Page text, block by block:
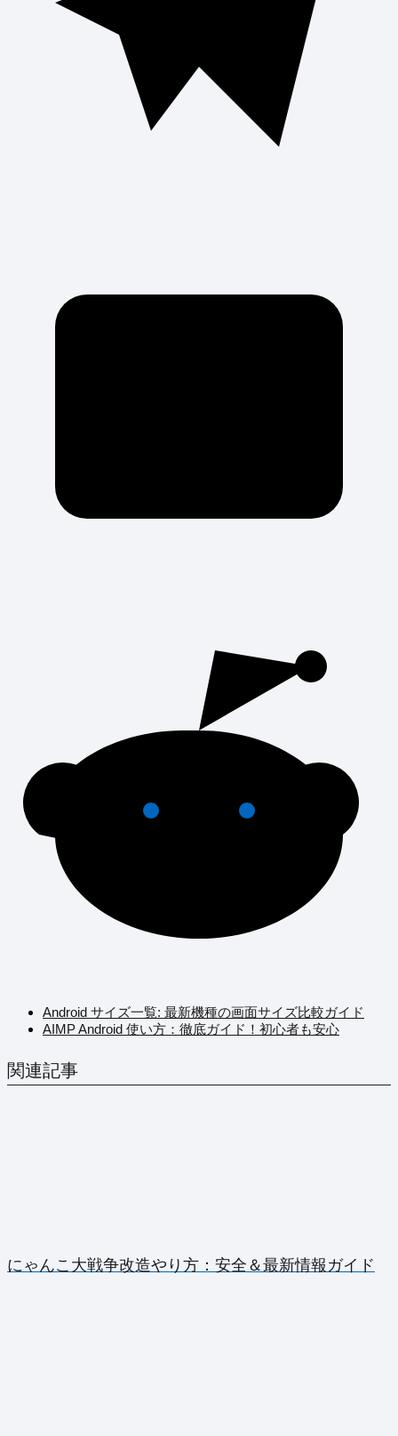
Android サイズ一覧: 最新機種の画面サイズ比較ガイド
AIMP Android 使い方：徹底ガイド！初心者も安心
関連記事
にゃんこ大戦争改造やり方：安全＆最新情報ガイド